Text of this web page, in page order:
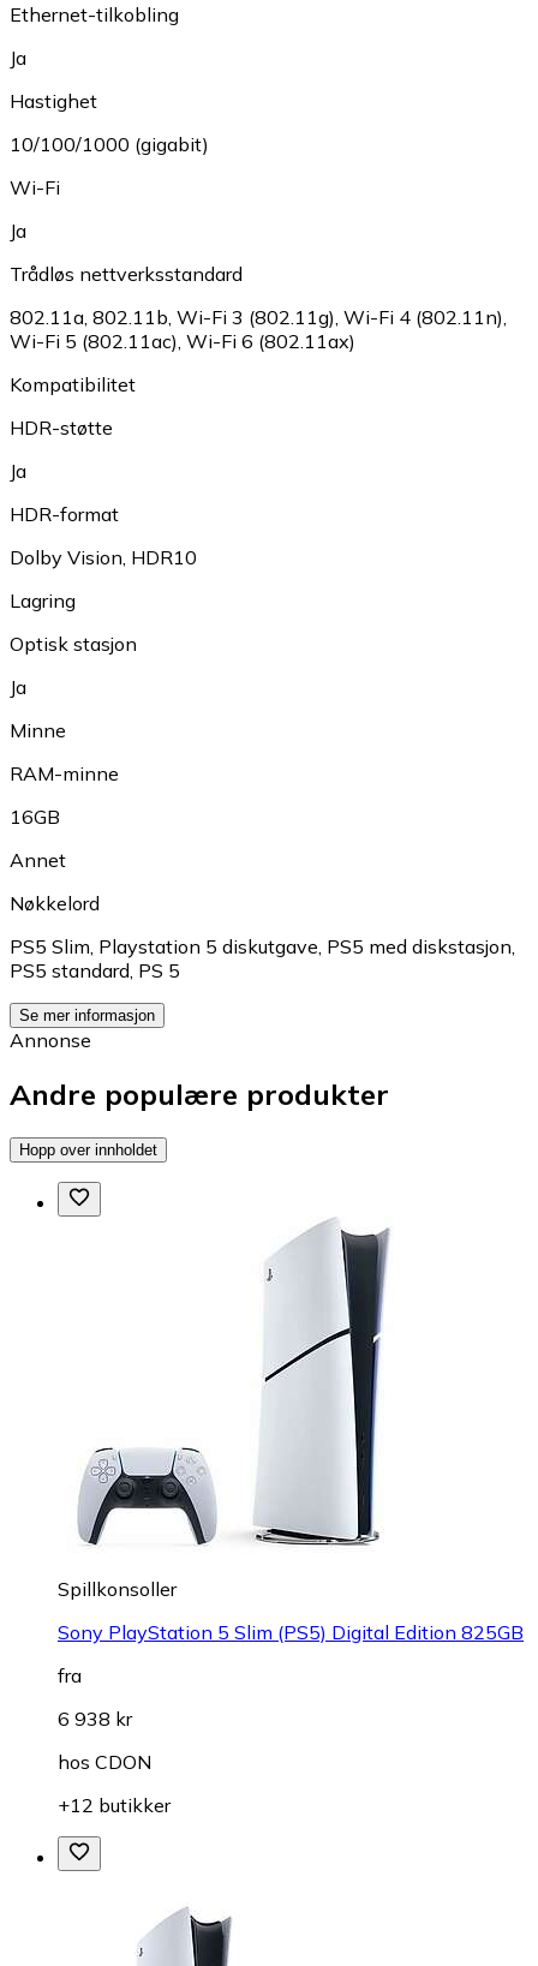
Ethernet-tilkobling
Ja
Hastighet
10/100/1000 (gigabit)
Wi-Fi
Ja
Trådløs nettverksstandard
802.11a 802.11b Wi-Fi 3 (802.11g) Wi-Fi 4 (802.11n)
Wi-Fi 5 (802.11ac) Wi-Fi 6 (802.11ax)
Kompatibilitet
HDR-støtte
Ja
HDR-format
Dolby Vision HDR10
Lagring
Optisk stasjon
Ja
Minne
RAM-minne
16GB
Annet
Nøkkelord
PS5 Slim Playstation 5 diskutgave PS5 med diskstasjon
PS5 standard PS 5
Se mer informasjon
Annonse
Andre populære produkter
Hopp over innholdet
Spillkonsoller
Sony PlayStation 5 Slim (PS5) Digital Edition 825GB
fra
6 938 kr
hos CDON
+12 butikker